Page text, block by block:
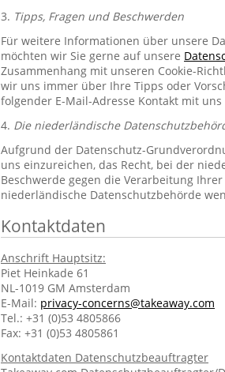
3. Tipps, Fragen und Beschwerden
Für weitere Informationen über unsere
möchten wir Sie gerne auf unsere
Zusammenhang mit unseren Cookie-
wir uns immer über Ihre Tipps oder
folgender E-Mail-Adresse Kontakt mit
4. Die niederländische
Aufgrund der Datenschutz-
uns einzureichen, das Recht, bei der
Beschwerde gegen die Verarbeitung
niederländische Datenschutzbehörde
Kontaktdaten
Anschrift Hauptsitz:
Piet Heinkade 61
NL-1019 GM Amsterdam
E-Mail: privacy-concerns@takeaway.com
Tel.: +31 (0)53 4805866
Fax: +31 (0)53 4805861
Kontaktdaten Datenschutzbeauftragter